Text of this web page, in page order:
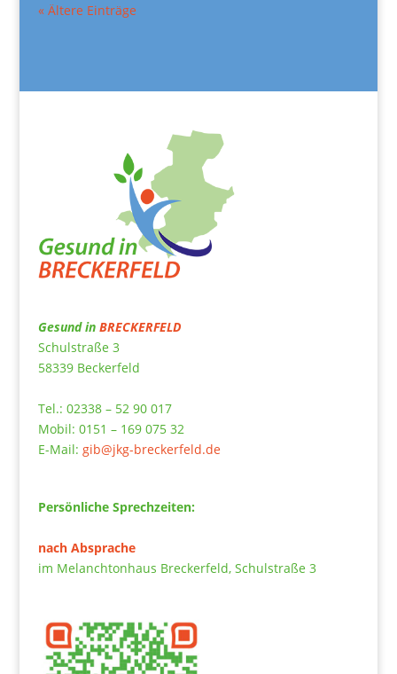
« Ältere Einträge
Gesund in BRECKERFELD
Schulstraße 3
58339 Beckerfeld
Tel.: 02338 – 52 90 017
Mobil: 0151 – 169 075 32
E-Mail: gib@jkg-breckerfeld.de
Persönliche Sprechzeiten:
nach Absprache
im Melanchtonhaus Breckerfeld, Schulstraße 3